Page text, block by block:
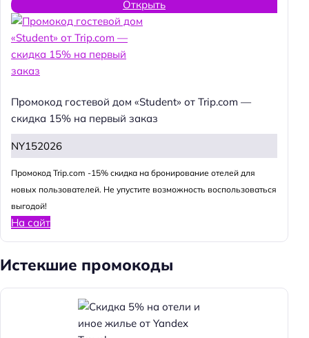
Открыть
Промокод гостевой дом «Student» от Trip.com —
скидка 15% на первый заказ
NY152026
Промокод Trip.com -15% скидка на бронирование отелей для
новых пользователей. Не упустите возможность воспользоваться
выгодой!
На сайт
Истекшие промокоды